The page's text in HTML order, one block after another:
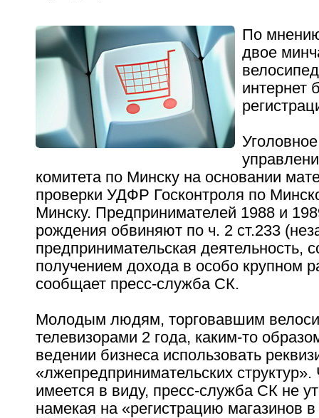
По
двое
интернет
комитета по Минску на основании
проверки УДФР Госконтроля по
Минску. Предпринимателей 1988 и
рождения обвиняют по ч. 2 ст.233
предпринимательская деятельность,
получением дохода в особо крупном
сообщает пресс-служба СК.
Молодым людям, торговавшим
телевизорами 2 года, каким-то
ведении бизнеса использовать
«лжепредпринимательских
имеется в виду, пресс-служба СК не
намекая на «регистрацию магазинов в